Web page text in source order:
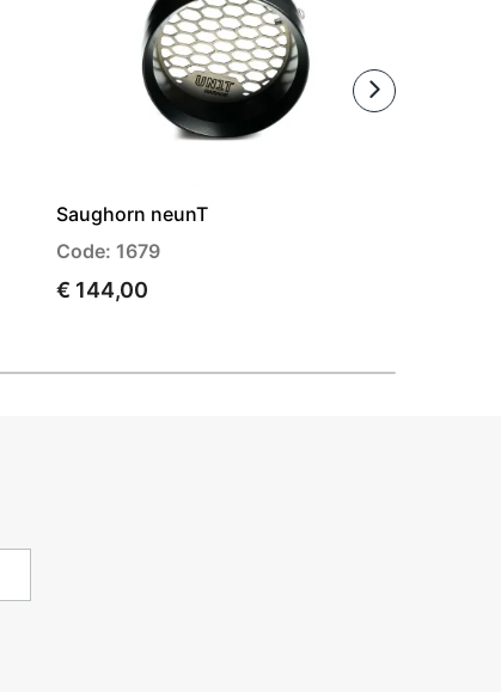
Saughorn neunT
Code: 1679
€ 144,00